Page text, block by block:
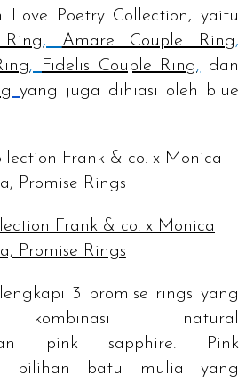
Love Poetry Collection, yaitu
, Amare Couple Ring,
, Fidelis Couple Ring, dan
yang juga dihiasi oleh
blue
Frank & co. x Monica
Promise Rings
3 promise rings yang
kombinasi natural
pink sapphire.
Pink
pilihan batu mulia yang